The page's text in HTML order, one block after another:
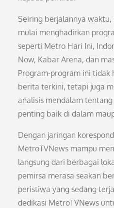
Seiring berjalannya waktu,
mulai menghadirkan
seperti Metro Hari Ini,
Now, Kabar Arena, dan
Program-program ini tidak
berita terkini, tetapi juga
analisis mendalam
penting baik di dalam
Dengan jaringan
MetroTVNews mampu
langsung dari berbagai
pemirsa merasa seakan
peristiwa yang sedang
dedikasi MetroTVNews